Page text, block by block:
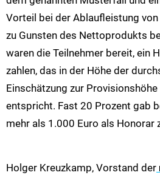
Vorteil bei der Ablaufleistung
zu Gunsten des Nettoprodukts
waren die Teilnehmer bereit, ein
zahlen, das in der Höhe der
Einschätzung zur
entspricht. Fast 20 Prozent gab
mehr als 1.000 Euro als Honorar
Holger Kreuzkamp, Vorstand der